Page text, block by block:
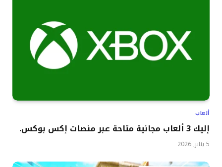
ألعاب
إليك 3 ألعاب مجانية متاحة عبر منصات إكس بوكس.
5 يناير, 2026